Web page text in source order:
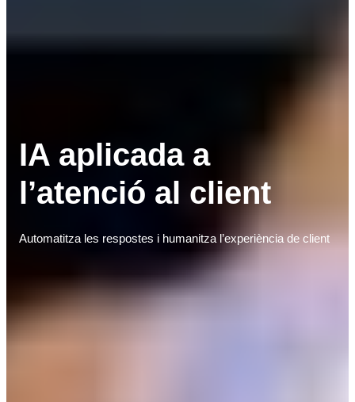
IA aplicada a
l’atenció al client
Automatitza les respostes i humanitza l’experiència de client